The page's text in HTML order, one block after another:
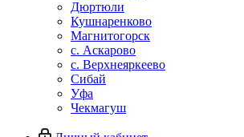
Дюртюли
Кушнаренково
Магнитогорск
с. Аскарово
с. Верхнеяркеево
Сибай
Уфа
Чекмагуш